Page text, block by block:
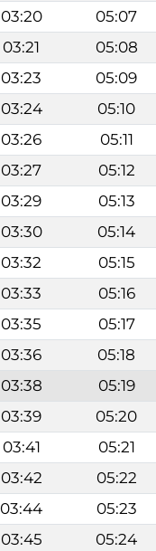
03:20 05:07
03:21 05:08
03:23 05:09
03:24 05:10
03:26 05:11
03:27 05:12
03:29 05:13
03:30 05:14
03:32 05:15
03:33 05:16
03:35 05:17
03:36 05:18
03:38 05:19
03:39 05:20
03:41 05:21
03:42 05:22
03:44 05:23
03:45 05:24